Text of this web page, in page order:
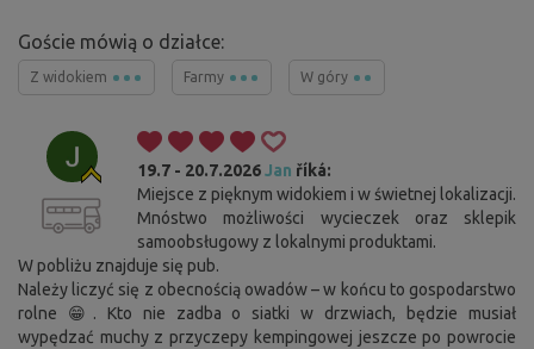
Goście mówią o działce:
Z widokiem Farmy W góry
19.7 - 20.7.2026Jan říká:
Miejsce z pięknym widokiem i w świetnej lokalizacji.
Mnóstwo możliwości wycieczek oraz sklepik
samoobsługowy z lokalnymi produktami.
W pobliżu znajduje się pub.
Należy liczyć się z obecnością owadów – w końcu to gospodarstwo
rolne 😁. Kto nie zadba o siatki w drzwiach, będzie musiał
wypędzać muchy z przyczepy kempingowej jeszcze po powrocie